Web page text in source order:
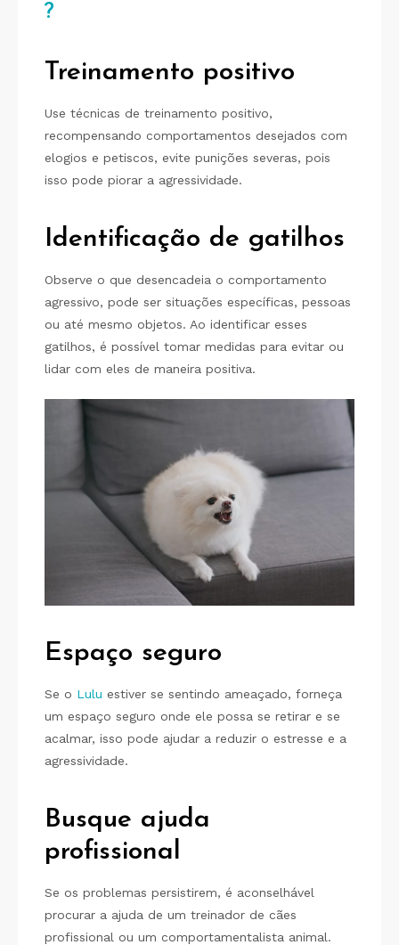
?
Treinamento positivo
Use técnicas de treinamento positivo,
recompensando comportamentos desejados com
elogios e petiscos, evite punições severas, pois
isso pode piorar a agressividade.
Identificação de gatilhos
Observe o que desencadeia o comportamento
agressivo, pode ser situações específicas, pessoas
ou até mesmo objetos. Ao identificar esses
gatilhos, é possível tomar medidas para evitar ou
lidar com eles de maneira positiva.
Espaço seguro
Se o Lulu estiver se sentindo ameaçado, forneça
um espaço seguro onde ele possa se retirar e se
acalmar, isso pode ajudar a reduzir o estresse e a
agressividade.
Busque ajuda
profissional
Se os problemas persistirem, é aconselhável
procurar a ajuda de um treinador de cães
profissional ou um comportamentalista animal.